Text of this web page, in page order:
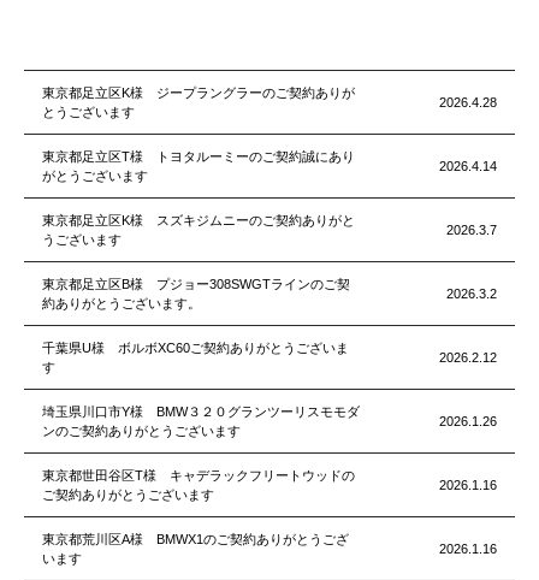
東京都足立区K様 ジープラングラーのご契約ありが
とうございます
2026.4.28
東京都足立区T様 トヨタルーミーのご契約誠にあり
がとうございます
2026.4.14
東京都足立区K様 スズキジムニーのご契約ありがと
うございます
2026.3.7
東京都足立区B様 プジョー308SWGTラインのご契
約ありがとうございます。
2026.3.2
千葉県U様 ボルボXC60ご契約ありがとうございま
す
2026.2.12
埼玉県川口市Y様 BMW３２０グランツーリスモモダ
ンのご契約ありがとうございます
2026.1.26
東京都世田谷区T様 キャデラックフリートウッドの
ご契約ありがとうございます
2026.1.16
東京都荒川区A様 BMWX1のご契約ありがとうござ
います
2026.1.16